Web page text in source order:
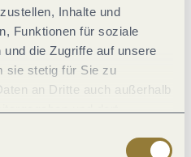
Inhalte und
Funktionen für soziale
die Zugriffe auf unsere
sie stetig für Sie zu
an Dritte auch außerhalb
Mit der Auswahl "Alle
und
Kids:
Burgen,